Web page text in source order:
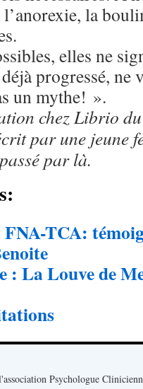
la
elles ne
progressé, ne
un mythe! ».
chez Librio
par une jeune
par là.
TCA:
: La Louve de
Psychologue